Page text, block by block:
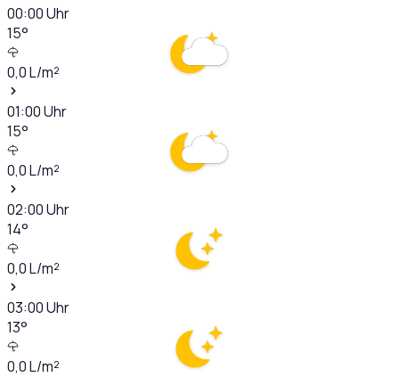
00:00Uhr
15°
0,0L/m²
01:00Uhr
15°
0,0L/m²
02:00Uhr
14°
0,0L/m²
03:00Uhr
13°
0,0L/m²